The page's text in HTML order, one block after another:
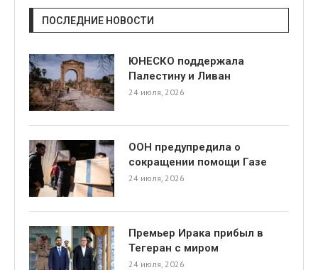
ПОСЛЕДНИЕ НОВОСТИ
ЮНЕСКО поддержала
Палестину и Ливан
24 июля, 2026
ООН предупредила о
сокращении помощи Газе
24 июля, 2026
Премьер Ирака прибыл в
Тегеран с миром
24 июля, 2026